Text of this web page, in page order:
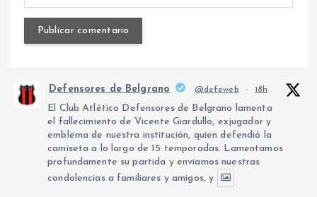
Defensores de Belgrano @defeweb · 18h
El Club Atlético Defensores de Belgrano lamenta
el fallecimiento de Vicente Giardullo, exjugador y
emblema de nuestra institución, quien defendió la
camiseta a lo largo de 15 temporadas. Lamentamos
profundamente su partida y enviamos nuestras
condolencias a familiares y amigos, y